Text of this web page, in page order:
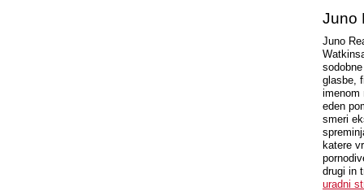
Juno
Juno
glasbe,
imenom
eden
smeri
katere
drugi in
uradni